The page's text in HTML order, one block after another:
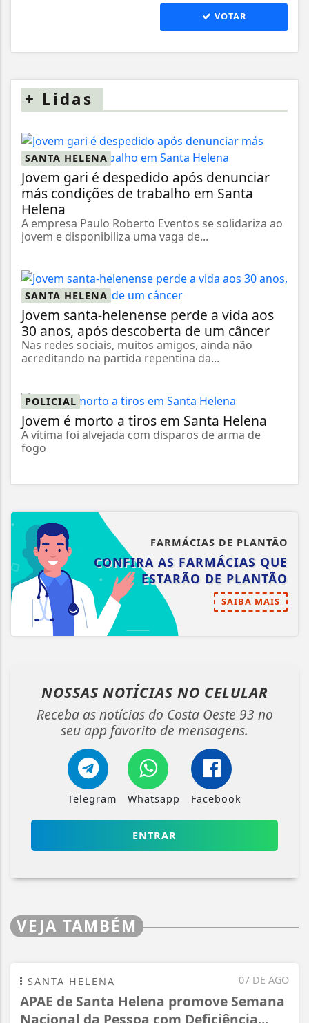
VOTAR
+ Lidas
SANTA HELENA
Jovem gari é despedido após denunciar
más condições de trabalho em Santa
Helena
A empresa Paulo Roberto Eventos se solidariza ao
jovem e disponibiliza uma vaga de...
SANTA HELENA
Jovem santa-helenense perde a vida aos
30 anos, após descoberta de um câncer
Nas redes sociais, muitos amigos, ainda não
acreditando na partida repentina da...
POLICIAL
Jovem é morto a tiros em Santa Helena
A vítima foi alvejada com disparos de arma de
fogo
FARMÁCIAS DE PLANTÃO
CONFIRA AS FARMÁCIAS QUE
ESTARÃO DE PLANTÃO
SAIBA MAIS
NOSSAS NOTÍCIAS NO CELULAR
Receba as notícias do Costa Oeste 93 no
seu app favorito de mensagens.
Telegram Whatsapp Facebook
ENTRAR
VEJA TAMBÉM
07 DE AGO
SANTA HELENA
APAE de Santa Helena promove Semana